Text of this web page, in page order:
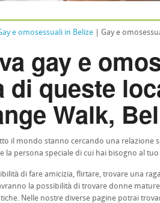
e omosessuali in Belize | Gay e
gay e
di queste
Walk,
il mondo stanno cercando una relazione
la persona speciale di cui hai bisogno al tuo
di fare amicizia, flirtare, trovare una
la possibilità di trovare donne
Nelle nostre diverse pagine potrai